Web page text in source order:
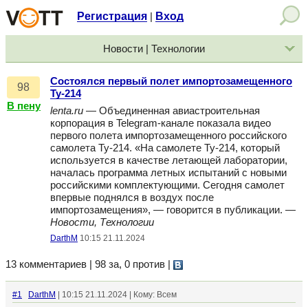
Регистрация Вход
Новости | Технологии
98
В пену
Состоялся первый полет импортозамещенного
Ту-214
lenta.ru — Объединенная авиастроительная
корпорация в Telegram-канале показала видео
первого полета импортозамещенного российского
самолета Ту-214. «На самолете Ту-214, который
используется в качестве летающей лаборатории,
началась программа летных испытаний с новыми
российскими комплектующими. Сегодня самолет
впервые поднялся в воздух после
импортозамещения», — говорится в публикации. —
Новости, Технологии
DarthM 10:15 21.11.2024
13 комментариев | 98 за, 0 против
#1 DarthM | 10:15 21.11.2024 | Кому: Всем